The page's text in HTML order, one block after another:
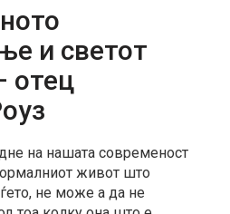
и светот
отец
на нашата современост
живот што
не може а да не